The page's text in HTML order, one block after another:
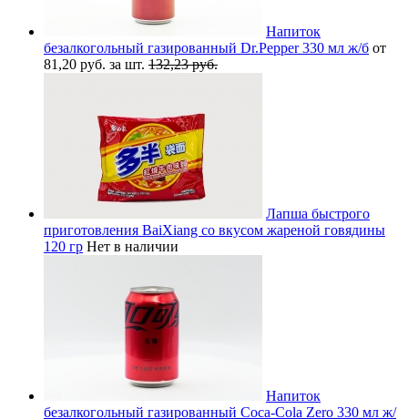
Напиток
безалкогольный газированный Dr.Pepper 330 мл ж/б от
81,20 руб. за шт. 132,23 руб.
Лапша быстрого
приготовления BaiXiang со вкусом жареной говядины
120 гр Нет в наличии
Напиток
безалкогольный газированный Coca-Cola Zero 330 мл ж/